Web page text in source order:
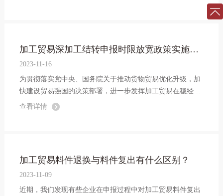
加工贸易深加工结转申报时限放宽政策实施了！
2023-11-16
为贯彻落实党中央、国务院关于推动货物贸易优化升级，加
快建设贸易强国的决策部署，进一步发挥加工贸易在稳经
济、稳外贸、稳就业方面的作用，海关总署研究决定出台推
查看详情
加工贸易料件退换与料件复出有什么区别？
2023-11-09
近期，我们发现有些企业在申报过程中对加工贸易料件复出